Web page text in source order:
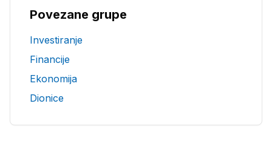
Povezane grupe
Investiranje
Financije
Ekonomija
Dionice